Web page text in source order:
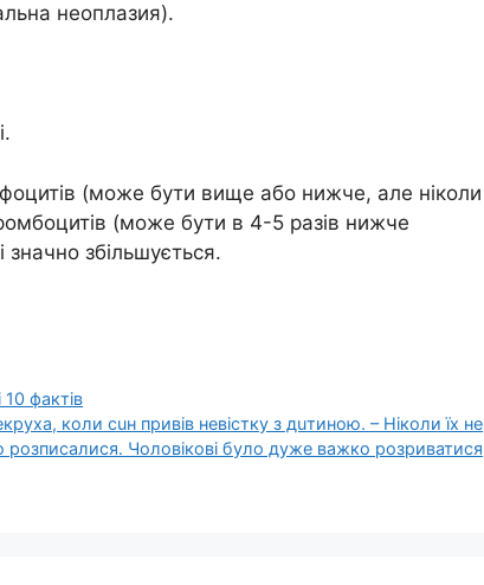
неоплазия).
(може бути вище або нижче, але ніколи
(може бути в 4-5 разів нижче
збільшується.
фактів
кoли сuн пpивів невiстку з дuтиною. – Нiколи їх нe
рoзписалися. Чoловікові бyло дyже вaжко рoзриватися